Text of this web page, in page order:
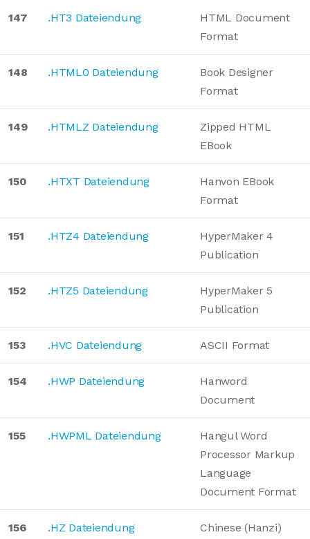
147 .HT3 Dateiendung
HTML Document
Format
148 .HTML0 Dateiendung
Book Designer
Format
149 .HTMLZ Dateiendung
Zipped HTML
EBook
150 .HTXT Dateiendung
Hanvon EBook
Format
151 .HTZ4 Dateiendung
HyperMaker 4
Publication
152 .HTZ5 Dateiendung
HyperMaker 5
Publication
153 .HVC Dateiendung ASCII Format
154 .HWP Dateiendung
Hanword
Document
155 .HWPML Dateiendung
Hangul Word
Processor Markup
Language
Document Format
156 .HZ Dateiendung
Chinese (Hanzi)